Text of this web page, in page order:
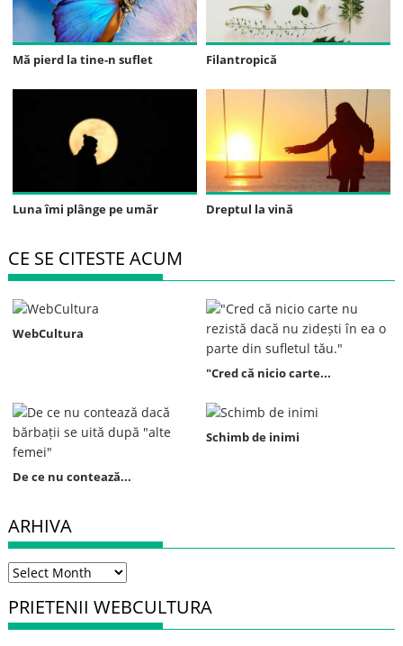
Mă pierd la tine-n suflet Filantropică
Luna îmi plânge pe umăr Dreptul la vină
CE SE CITESTE ACUM
WebCultura
"Cred că nicio carte...
De ce nu contează...
Schimb de inimi
ARHIVA
Arhiva
PRIETENII WEBCULTURA